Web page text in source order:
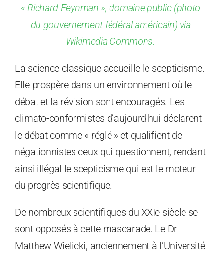
« Richard Feynman », domaine public (photo
du gouvernement fédéral américain) via
Wikimedia Commons.
La science classique accueille le scepticisme.
Elle prospère dans un environnement où le
débat et la révision sont encouragés. Les
climato-conformistes d’aujourd’hui déclarent
le débat comme « réglé » et qualifient de
négationnistes ceux qui questionnent, rendant
ainsi illégal le scepticisme qui est le moteur
du progrès scientifique.
De nombreux scientifiques du XXIe siècle se
sont opposés à cette mascarade. Le Dr
Matthew Wielicki, anciennement à l’Université